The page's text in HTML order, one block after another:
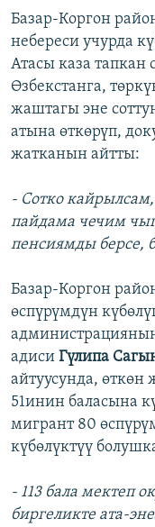
Базар-Коргон
небереси учурда
Атасы каза тапкан
Өзбекстанга,
жаштагы эне
атына өткөрүп,
жатканын айтты:
- Сотко кайрыл
пайдама чечим
пенсиямды берсе,
Базар-Коргон
өспүрүмдүн
адиси Гүлипа
айтуусунда,
51инин баласына
мигрант 80
күбөлүктүү
- 113 бала мектеп
биргеликте ата-